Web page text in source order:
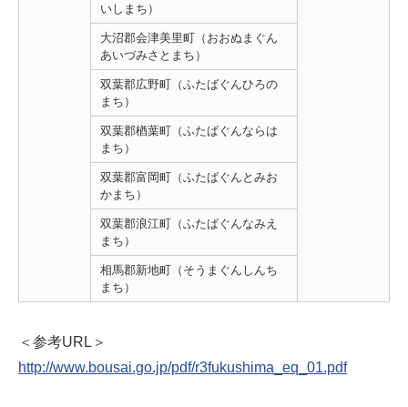
いしまち）
大沼郡会津美里町（おおぬまぐん
あいづみさとまち）
双葉郡広野町（ふたばぐんひろの
まち）
双葉郡楢葉町（ふたばぐんならは
まち）
双葉郡富岡町（ふたばぐんとみお
かまち）
双葉郡浪江町（ふたばぐんなみえ
まち）
相馬郡新地町（そうまぐんしんち
まち）
＜参考URL＞
http://www.bousai.go.jp/pdf/r3fukushima_eq_01.pdf